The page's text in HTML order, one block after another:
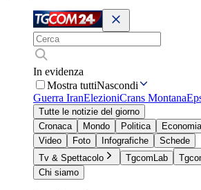
In evidenza
Mostra tuttiNascondi
Guerra IranElezioniCrans Montana
Tutte le notizie del giorno
Cronaca
Mondo Politica Economia
Video
Foto Infografiche
Schede
Tv & Spettacolo
TgcomLab
Chi siamo